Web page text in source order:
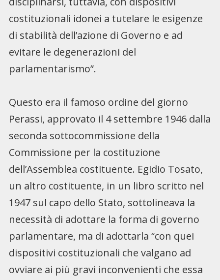
costituzionali idonei a tutelare le esigenze
di stabilità dell’azione di Governo e ad
evitare le degenerazioni del
parlamentarismo”.
Questo era il famoso ordine del giorno
Perassi, approvato il 4 settembre 1946 dalla
seconda sottocommissione della
Commissione per la costituzione
dell’Assemblea costituente. Egidio Tosato,
un altro costituente, in un libro scritto nel
1947 sul capo dello Stato, sottolineava la
necessità di adottare la forma di governo
parlamentare, ma di adottarla “con quei
dispositivi costituzionali che valgano ad
ovviare ai più gravi inconvenienti che essa